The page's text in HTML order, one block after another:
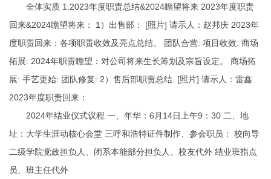
全体实质 1.2023年度职责总结&2024瞻望将来 2023年度职责
回来&2024瞻望将来： 1）出售部： [照片] 请示人：赵邦庆 2023年
度职责回来：各项职责收效及亮点总结。 团队合营: 项目收效: 商场
拓展: 2024年职责瞻望：对公司将来生长筹划及宗旨设定。 商场拓
展: 手艺更始: 团队修复: 2）售后部职责总结. [照片] 请示人：雷鑫
2023年度职责回来：
2024年结业仪式议程 一、年华：6月14日上午9：30 二、地
址：大学生涯动核心会堂 三呼和浩特证件制作 、参会职员： 校向导
二级学院党政担负人、闭系本能部分担负人、校友代外 结业班指点
员、班主任代外